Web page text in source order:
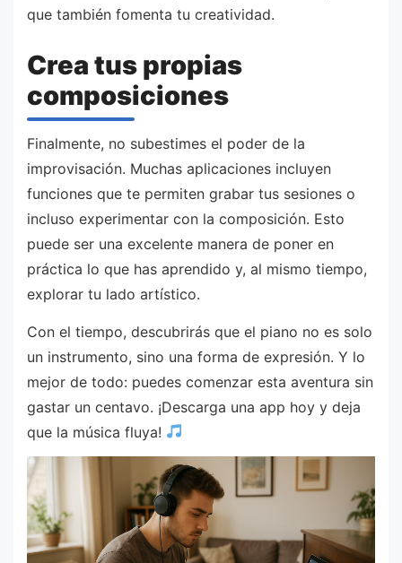
que también fomenta tu creatividad.
Crea tus propias
composiciones
Finalmente, no subestimes el poder de la
improvisación. Muchas aplicaciones incluyen
funciones que te permiten grabar tus sesiones o
incluso experimentar con la composición. Esto
puede ser una excelente manera de poner en
práctica lo que has aprendido y, al mismo tiempo,
explorar tu lado artístico.
Con el tiempo, descubrirás que el piano no es solo
un instrumento, sino una forma de expresión. Y lo
mejor de todo: puedes comenzar esta aventura sin
gastar un centavo. ¡Descarga una app hoy y deja
que la música fluya!